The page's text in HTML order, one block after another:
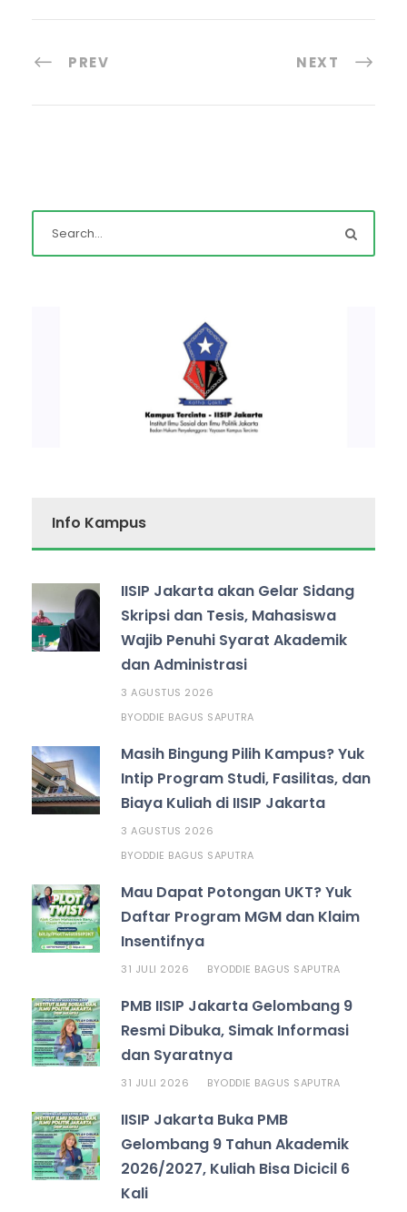
PREV NEXT
Info Kampus
IISIP Jakarta akan Gelar Sidang
Skripsi dan Tesis, Mahasiswa
Wajib Penuhi Syarat Akademik
dan Administrasi
3 AGUSTUS 2026
BYODDIE BAGUS SAPUTRA
Masih Bingung Pilih Kampus? Yuk
Intip Program Studi, Fasilitas, dan
Biaya Kuliah di IISIP Jakarta
3 AGUSTUS 2026
BYODDIE BAGUS SAPUTRA
Mau Dapat Potongan UKT? Yuk
Daftar Program MGM dan Klaim
Insentifnya
31 JULI 2026 BYODDIE BAGUS SAPUTRA
PMB IISIP Jakarta Gelombang 9
Resmi Dibuka, Simak Informasi
dan Syaratnya
31 JULI 2026 BYODDIE BAGUS SAPUTRA
IISIP Jakarta Buka PMB
Gelombang 9 Tahun Akademik
2026/2027, Kuliah Bisa Dicicil 6
Kali